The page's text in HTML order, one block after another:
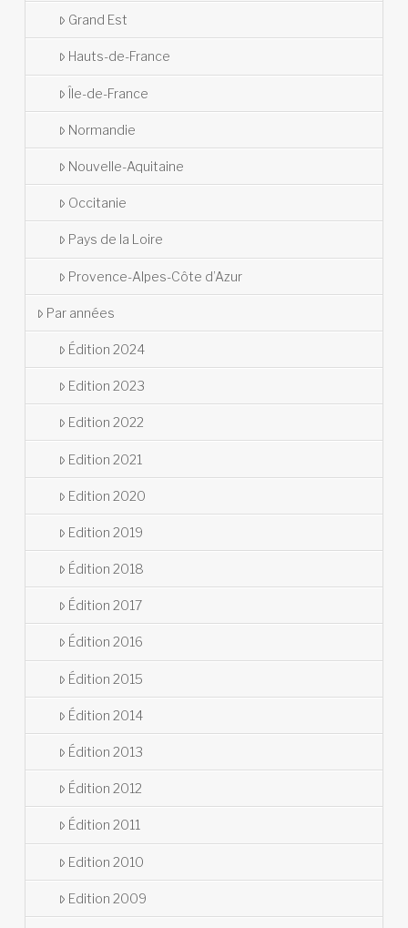
Grand Est
Hauts-de-France
Île-de-France
Normandie
Nouvelle-Aquitaine
Occitanie
Pays de la Loire
Provence-Alpes-Côte d’Azur
Par années
Édition 2024
Edition 2023
Edition 2022
Edition 2021
Edition 2020
Edition 2019
Édition 2018
Édition 2017
Édition 2016
Édition 2015
Édition 2014
Édition 2013
Édition 2012
Édition 2011
Edition 2010
Edition 2009